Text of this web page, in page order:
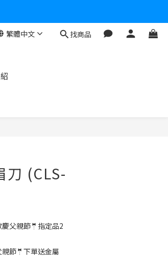
繁體中文 找商品
刀 (CLS-
父親節🤵指定品2
節🤵下單送金屬